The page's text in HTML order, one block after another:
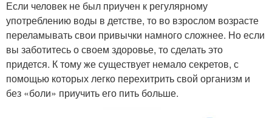
Если человек не был приучен к регулярному
употреблению воды в детстве, то во взрослом возрасте
переламывать свои привычки намного сложнее. Но если
вы заботитесь о своем здоровье, то сделать это
придется. К тому же существует немало секретов, с
помощью которых легко перехитрить свой организм и
без «боли» приучить его пить больше.